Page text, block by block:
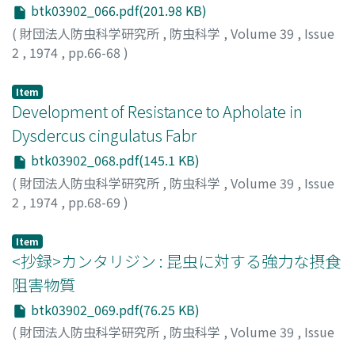
btk03902_066.pdf(201.98 KB)
( 財団法人防虫科学研究所 , 防虫科学 , Volume 39 , Issue
2 , 1974 , pp.66-68 )
Item
Development of Resistance to Apholate in
Dysdercus cingulatus Fabr
btk03902_068.pdf(145.1 KB)
( 財団法人防虫科学研究所 , 防虫科学 , Volume 39 , Issue
2 , 1974 , pp.68-69 )
Item
<抄録>カンタリジン : 昆虫に対する強力な摂食
阻害物質
btk03902_069.pdf(76.25 KB)
( 財団法人防虫科学研究所 , 防虫科学 , Volume 39 , Issue